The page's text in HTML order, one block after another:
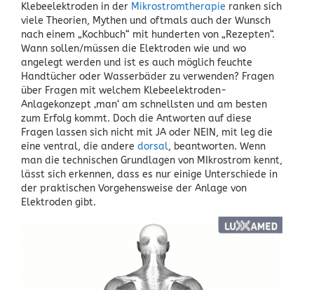
Klebeelektroden in der Mikrostromtherapie ranken sich
viele Theorien, Mythen und oftmals auch der Wunsch
nach einem „Kochbuch“ mit hunderten von „Rezepten“.
Wann sollen/müssen die Elektroden wie und wo
angelegt werden und ist es auch möglich feuchte
Handtücher oder Wasserbäder zu verwenden? Fragen
über Fragen mit welchem Klebeelektroden-
Anlagekonzept ‚man‘ am schnellsten und am besten
zum Erfolg kommt. Doch die Antworten auf diese
Fragen lassen sich nicht mit JA oder NEIN, mit leg die
eine ventral, die andere dorsal, beantworten. Wenn
man die technischen Grundlagen von MIkrostrom kennt,
lässt sich erkennen, dass es nur einige Unterschiede in
der praktischen Vorgehensweise der Anlage von
Elektroden gibt.